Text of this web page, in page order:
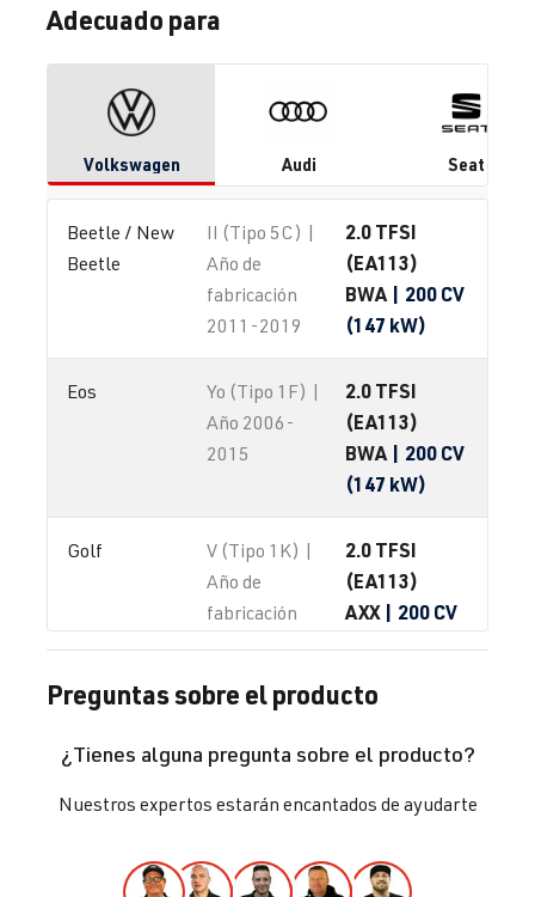
Adecuado para
Volkswagen Audi Seat
Beetle / New
Beetle
II (Tipo 5C) |
Año de
fabricación
2011-2019
2.0 TFSI
(EA113)
BWA | 200 CV
(147 kW)
Eos
Yo (Tipo 1F) |
Año 2006-
2015
2.0 TFSI
(EA113)
BWA | 200 CV
(147 kW)
Golf
V (Tipo 1K) |
Año de
fabricación
2.0 TFSI
(EA113)
AXX | 200 CV
Golf
V (Tipo 1K) |
fabricación
2003-2008
2.0 TFSI
BPY| 200 CV
(147 kW)
V (Tipo 1K) |
2.0 TFSI
Preguntas sobre el producto
¿Tienes alguna pregunta sobre el producto?
Nuestros expertos estarán encantados de ayudarte